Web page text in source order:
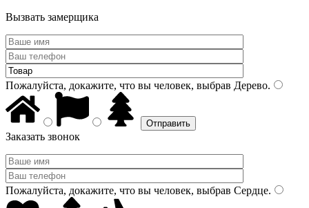
Вызвать замерщика
Пожалуйста, докажите, что вы человек, выбрав Дерево.
Заказать звонок
Пожалуйста, докажите, что вы человек, выбрав Сердце.